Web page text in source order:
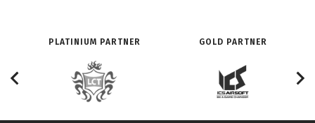
PLATINIUM PARTNER GOLD PARTNER